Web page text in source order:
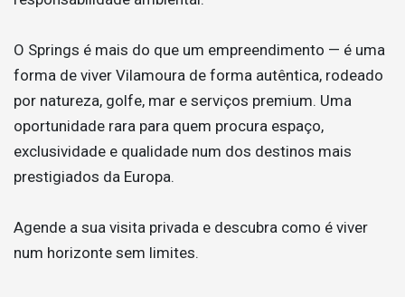
O Springs é mais do que um empreendimento — é uma
forma de viver Vilamoura de forma autêntica, rodeado
por natureza, golfe, mar e serviços premium. Uma
oportunidade rara para quem procura espaço,
exclusividade e qualidade num dos destinos mais
prestigiados da Europa.
Agende a sua visita privada e descubra como é viver
num horizonte sem limites.